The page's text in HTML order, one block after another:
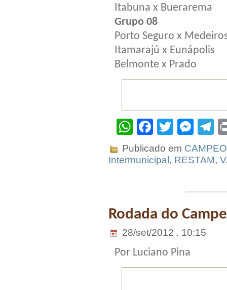
Itabuna x Buerarema
Grupo 08
Porto Seguro x
Itamarajú x Eunápolis
Belmonte x Prado
WhatsApp
Facebook
Twitter
Publicado em
Intermunicipal , RESTAM,
Rodada do
28/set/2012 . 10:15
Por Luciano Pina